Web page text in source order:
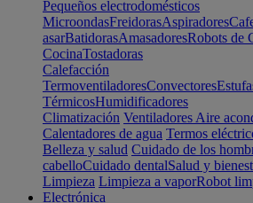
Pequeños electrodomésticos
MicroondasFreidorasAspiradores
asarBatidorasAmasadoresRobots de
CocinaTostadoras
Calefacción
TermoventiladoresConvectores
TérmicosHumidificadores
Climatización Ventiladores Aire
Calentadores de agua Termos
Belleza y salud Cuidado de los
cabelloCuidado dentalSalud y
Limpieza Limpieza a vaporRobot
Electrónica